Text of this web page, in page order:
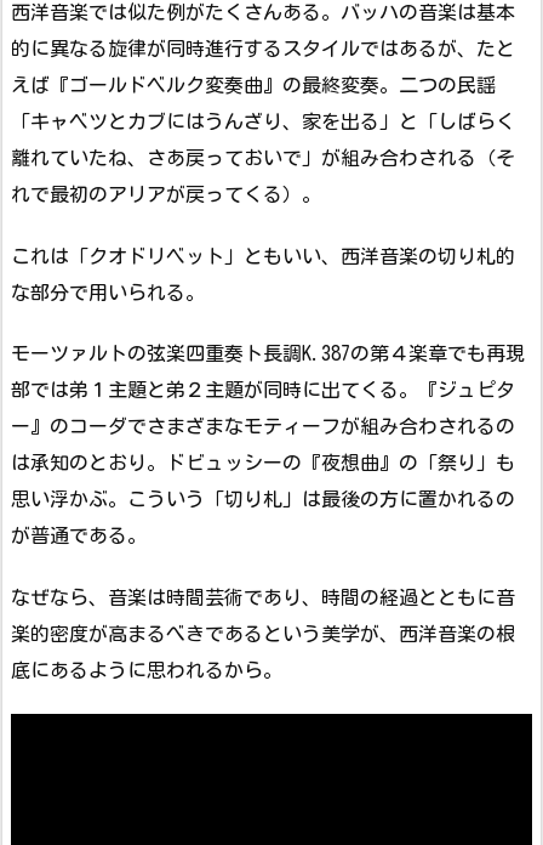
西洋音楽では似た例がたくさんある。バッハの音楽は基本
的に異なる旋律が同時進行するスタイルではあるが、たと
えば『ゴールドベルク変奏曲』の最終変奏。二つの民謡
「キャベツとカブにはうんざり、家を出る」と「しばらく
離れていたね、さあ戻っておいで」が組み合わされる（そ
れで最初のアリアが戻ってくる）。
これは「クオドリベット」ともいい、西洋音楽の切り札的
な部分で用いられる。
モーツァルトの弦楽四重奏ト長調K.387の第４楽章でも再現
部では弟１主題と弟２主題が同時に出てくる。『ジュピタ
ー』のコーダでさまざまなモティーフが組み合わされるの
は承知のとおり。ドビュッシーの『夜想曲』の「祭り」も
思い浮かぶ。こういう「切り札」は最後の方に置かれるの
が普通である。
なぜなら、音楽は時間芸術であり、時間の経過とともに音
楽的密度が高まるべきであるという美学が、西洋音楽の根
底にあるように思われるから。